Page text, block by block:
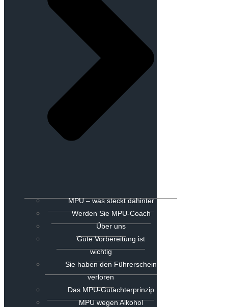
MPU – was steckt dahinter
Werden Sie MPU-Coach
Über uns
Gute Vorbereitung ist
wichtig
Sie haben den Führerschein
verloren
Das MPU-Gutachterprinzip
MPU wegen Alkohol